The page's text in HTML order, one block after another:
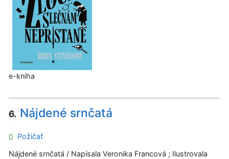
e-kniha
6. Nájdené srnčatá
Požičať
Nájdené srnčatá / Napísala Veronika Francová ; Ilustrovala